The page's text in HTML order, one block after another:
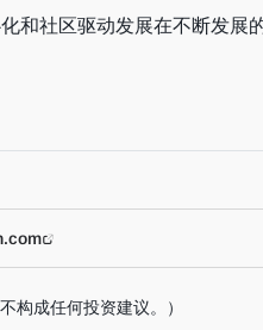
和社区驱动发展在不断发展
构成任何投资建议。）